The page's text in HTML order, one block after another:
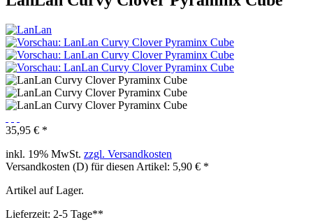
35,95 € *
inkl. 19% MwSt. zzgl. Versandkosten
Versandkosten (D) für diesen Artikel: 5,90 € *
Artikel auf Lager.
Lieferzeit: 2-5 Tage**